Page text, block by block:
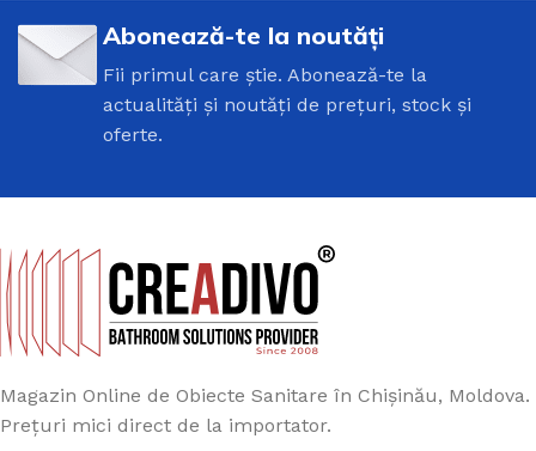
Abonează-te la noutăți
Fii primul care știe. Abonează-te la
actualități și noutăți de prețuri, stock și
oferte.
Magazin Online de Obiecte Sanitare în Chișinău, Moldova.
Prețuri mici direct de la importator.